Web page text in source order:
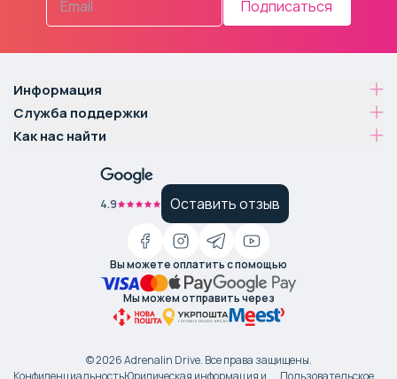
Подписаться
Информация
Служба поддержки
Как нас найти
4.9 Оставить отзыв
Вы можете оплатить с помощью
Мы можем отправить через
©2026Adrenalin Drive. Все права защищены.
КонфиденциальностьЮридическая информация и Пользовательское